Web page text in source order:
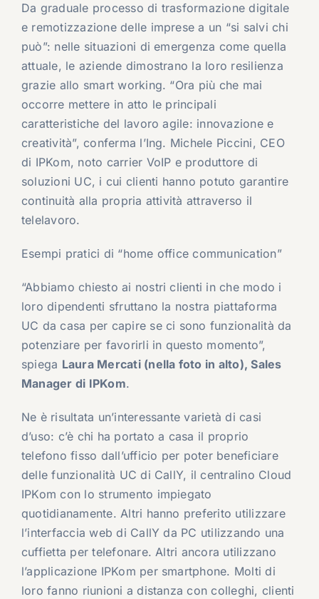
Da graduale processo di trasformazione digitale
e remotizzazione delle imprese a un “si salvi chi
può”: nelle situazioni di emergenza come quella
attuale, le aziende dimostrano la loro resilienza
grazie allo smart working. “Ora più che mai
occorre mettere in atto le principali
caratteristiche del lavoro agile: innovazione e
creatività”, conferma l’Ing. Michele Piccini, CEO
di IPKom, noto carrier VoIP e produttore di
soluzioni UC, i cui clienti hanno potuto garantire
continuità alla propria attività attraverso il
telelavoro.
Esempi pratici di “home office communication”
“Abbiamo chiesto ai nostri clienti in che modo i
loro dipendenti sfruttano la nostra piattaforma
UC da casa per capire se ci sono funzionalità da
potenziare per favorirli in questo momento”,
spiega Laura Mercati (nella foto in alto), Sales
Manager di IPKom.
Ne è risultata un’interessante varietà di casi
d’uso: c’è chi ha portato a casa il proprio
telefono fisso dall’ufficio per poter beneficiare
delle funzionalità UC di CallY, il centralino Cloud
IPKom con lo strumento impiegato
quotidianamente. Altri hanno preferito utilizzare
l’interfaccia web di CallY da PC utilizzando una
cuffietta per telefonare. Altri ancora utilizzano
l’applicazione IPKom per smartphone. Molti di
loro fanno riunioni a distanza con colleghi, clienti